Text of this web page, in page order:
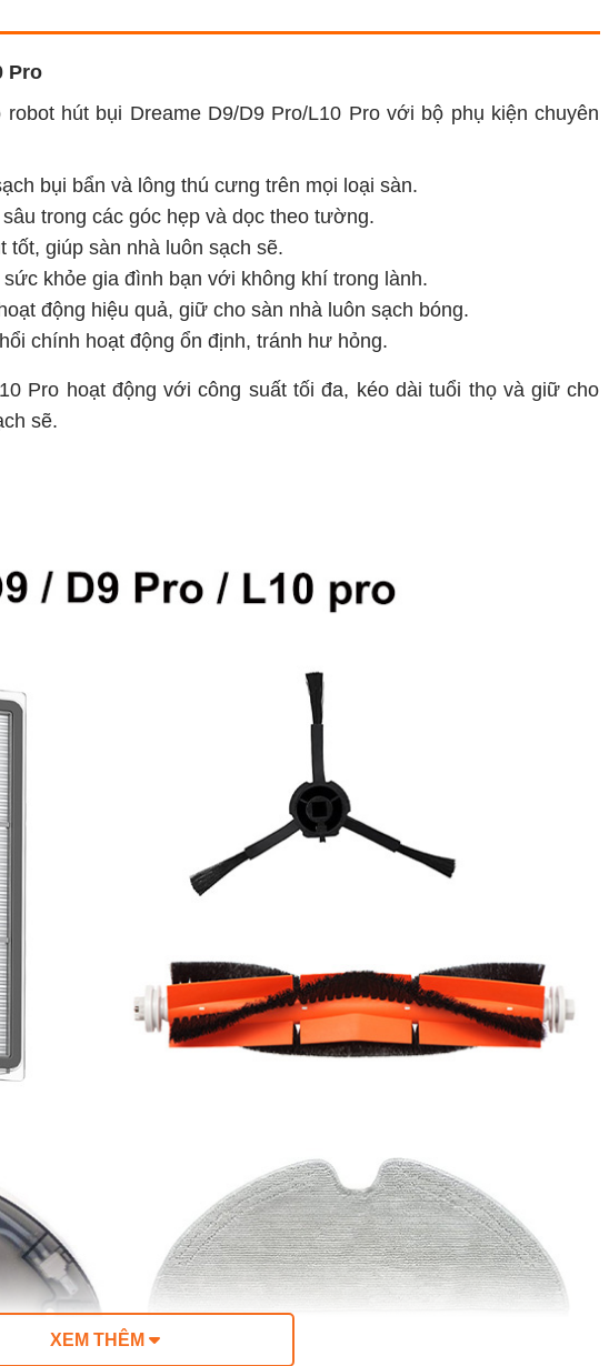
Pro
hút bụi Dreame D9/D9 Pro/L10 Pro với bộ phụ kiện chuyên
bụi bẩn và lông thú cưng trên mọi loại sàn.
trong các góc hẹp và dọc theo tường.
tốt, giúp sàn nhà luôn sạch sẽ.
khỏe gia đình bạn với không khí trong lành.
động hiệu quả, giữ cho sàn nhà luôn sạch bóng.
chính hoạt động ổn định, tránh hư hỏng.
Pro hoạt động với công suất tối đa, kéo dài tuổi thọ và giữ cho
sẽ.
XEM THÊM